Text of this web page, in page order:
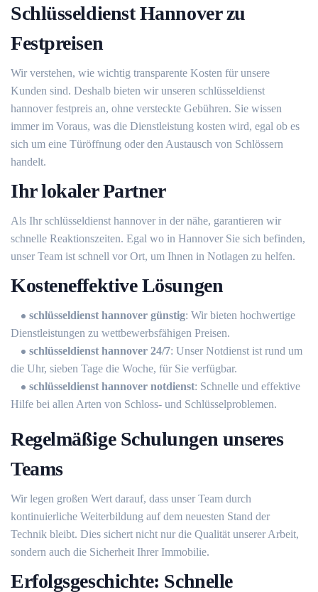
Schlüsseldienst Hannover zu
Festpreisen
Wir verstehen, wie wichtig transparente Kosten für unsere
Kunden sind. Deshalb bieten wir unseren schlüsseldienst
hannover festpreis an, ohne versteckte Gebühren. Sie wissen
immer im Voraus, was die Dienstleistung kosten wird, egal ob es
sich um eine Türöffnung oder den Austausch von Schlössern
handelt.
Ihr lokaler Partner
Als Ihr schlüsseldienst hannover in der nähe, garantieren wir
schnelle Reaktionszeiten. Egal wo in Hannover Sie sich befinden,
unser Team ist schnell vor Ort, um Ihnen in Notlagen zu helfen.
Kosteneffektive Lösungen
schlüsseldienst hannover günstig: Wir bieten hochwertige
Dienstleistungen zu wettbewerbsfähigen Preisen.
schlüsseldienst hannover 24/7: Unser Notdienst ist rund um
die Uhr, sieben Tage die Woche, für Sie verfügbar.
schlüsseldienst hannover notdienst: Schnelle und effektive
Hilfe bei allen Arten von Schloss- und Schlüsselproblemen.
Regelmäßige Schulungen unseres
Teams
Wir legen großen Wert darauf, dass unser Team durch
kontinuierliche Weiterbildung auf dem neuesten Stand der
Technik bleibt. Dies sichert nicht nur die Qualität unserer Arbeit,
sondern auch die Sicherheit Ihrer Immobilie.
Erfolgsgeschichte: Schnelle